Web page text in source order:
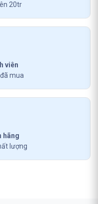
20tr
viên
mua
hãng
lượng